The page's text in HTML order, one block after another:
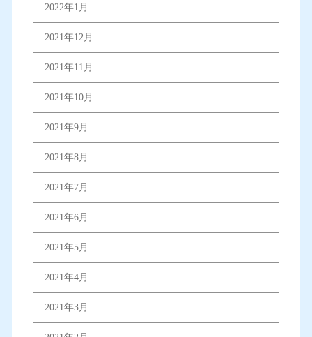
2022年1月
2021年12月
2021年11月
2021年10月
2021年9月
2021年8月
2021年7月
2021年6月
2021年5月
2021年4月
2021年3月